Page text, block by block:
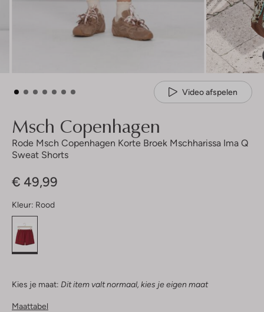
Video afspelen
Msch Copenhagen
Rode Msch Copenhagen Korte Broek Mschharissa Ima Q
Sweat Shorts
€ 49,99
Kleur: Rood
Kies je maat: Dit item valt normaal, kies je eigen maat
Maattabel